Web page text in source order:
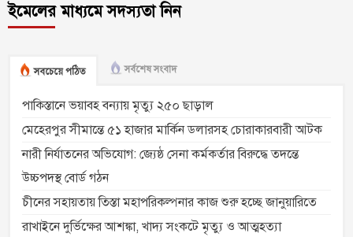
ইমেলের মাধ্যমে সদস্যতা নিন
সবচেয়ে পঠিত সর্বশেষ সংবাদ
পাকিস্তানে ভয়াবহ বন্যায় মৃত্যু ২৫০ ছাড়াল
মেহেরপুর সীমান্তে ৫১ হাজার মার্কিন ডলারসহ চোরাকারবারী আটক
নারী নির্যাতনের অভিযোগ: জ্যেষ্ঠ সেনা কর্মকর্তার বিরুদ্ধে তদন্তে
উচ্চপদস্থ বোর্ড গঠন
চীনের সহায়তায় তিস্তা মহাপরিকল্পনার কাজ শুরু হচ্ছে জানুয়ারিতে
রাখাইনে দুর্ভিক্ষের আশঙ্কা, খাদ্য সংকটে মৃত্যু ও আত্মহত্যা